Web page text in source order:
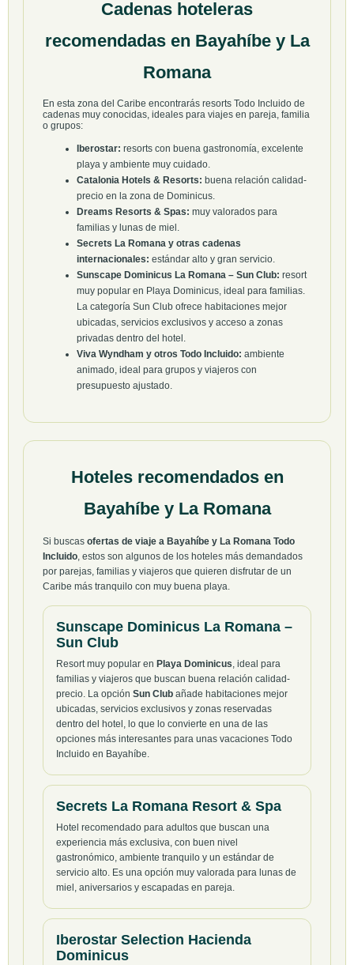
Cadenas hoteleras
recomendadas en Bayahíbe y La
Romana
En esta zona del Caribe encontrarás resorts Todo Incluido de
cadenas muy conocidas, ideales para viajes en pareja, familia
o grupos:
Iberostar: resorts con buena gastronomía, excelente
playa y ambiente muy cuidado.
Catalonia Hotels & Resorts: buena relación calidad-
precio en la zona de Dominicus.
Dreams Resorts & Spas: muy valorados para
familias y lunas de miel.
Secrets La Romana y otras cadenas
internacionales: estándar alto y gran servicio.
Sunscape Dominicus La Romana – Sun Club: resort
muy popular en Playa Dominicus, ideal para familias.
La categoría Sun Club ofrece habitaciones mejor
ubicadas, servicios exclusivos y acceso a zonas
privadas dentro del hotel.
Viva Wyndham y otros Todo Incluido: ambiente
animado, ideal para grupos y viajeros con
presupuesto ajustado.
Hoteles recomendados en
Bayahíbe y La Romana
Si buscas ofertas de viaje a Bayahíbe y La Romana Todo
Incluido, estos son algunos de los hoteles más demandados
por parejas, familias y viajeros que quieren disfrutar de un
Caribe más tranquilo con muy buena playa.
Sunscape Dominicus La Romana –
Sun Club
Resort muy popular en Playa Dominicus, ideal para
familias y viajeros que buscan buena relación calidad-
precio. La opción Sun Club añade habitaciones mejor
ubicadas, servicios exclusivos y zonas reservadas
dentro del hotel, lo que lo convierte en una de las
opciones más interesantes para unas vacaciones Todo
Incluido en Bayahíbe.
Secrets La Romana Resort & Spa
Hotel recomendado para adultos que buscan una
experiencia más exclusiva, con buen nivel
gastronómico, ambiente tranquilo y un estándar de
servicio alto. Es una opción muy valorada para lunas de
miel, aniversarios y escapadas en pareja.
Iberostar Selection Hacienda
Dominicus